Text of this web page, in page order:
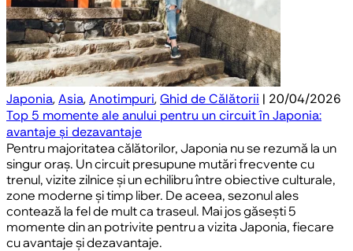
Japonia,Asia,Anotimpuri,Ghid de Călătorii | 20/04/2026
Top 5 momente ale anului pentru un circuit în Japonia:
avantaje și dezavantaje
Pentru majoritatea călătorilor, Japonia nu se rezumă la un
singur oraș. Un circuit presupune mutări frecvente cu
trenul, vizite zilnice și un echilibru între obiective culturale,
zone moderne și timp liber. De aceea, sezonul ales
contează la fel de mult ca traseul. Mai jos găsești 5
momente din an potrivite pentru a vizita Japonia, fiecare
cu avantaje și dezavantaje.